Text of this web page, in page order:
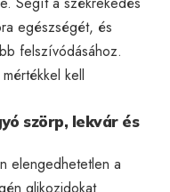
egészségét, és
felszívódásához.
kell
szörp, lekvár és
elengedhetetlen a
glikozidokat